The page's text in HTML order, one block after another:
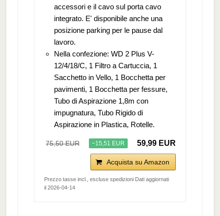
accessori e il cavo sul porta cavo
integrato. E' disponibile anche una
posizione parking per le pause dal
lavoro.
Nella confezione: WD 2 Plus V-
12/4/18/C, 1 Filtro a Cartuccia, 1
Sacchetto in Vello, 1 Bocchetta per
pavimenti, 1 Bocchetta per fessure,
Tubo di Aspirazione 1,8m con
impugnatura, Tubo Rigido di
Aspirazione in Plastica, Rotelle.
75,50 EUR −15,51 EUR 59,99 EUR
Acquista su Amazon
Prezzo tasse incl., escluse spedizioni Dati aggiornati
il 2026-04-14